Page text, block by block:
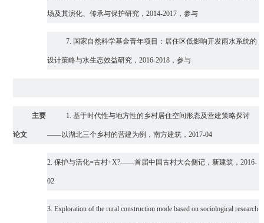
场及其演化、传承与保护研究，2014-2017，参与
7. 国家自然科学基金青年项目：居住区低影响开发雨水系统的
设计策略与水生态效益研究，2016-2018，参与
主要
论文
1.基于时代性与地方性的乡村居住空间形态及营建策略探讨
——以湖北三个乡村的营建为例，南方建筑，2017-04
2.保护与活化=古村+X?——首届中国古村大会侧记，新建筑，2016-
02
3.Exploration of the rural construction mode based on sociological research